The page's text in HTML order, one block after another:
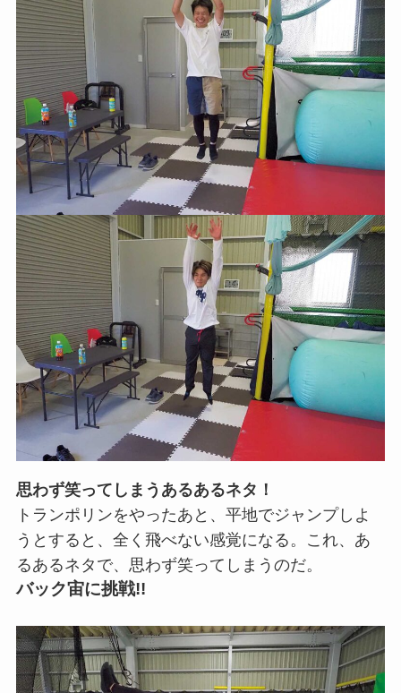
思わず笑ってしまうあるあるネタ！
トランポリンをやったあと、平地でジャンプしよ
うとすると、全く飛べない感覚になる。これ、あ
るあるネタで、思わず笑ってしまうのだ。
バック宙に挑戦!!